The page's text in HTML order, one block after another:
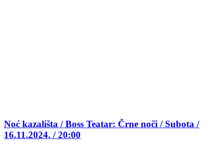
Noć kazališta / Boss Teatar: Črne noči / Subota /
16.11.2024. / 20:00